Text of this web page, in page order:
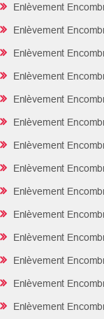
Enlèvement
Enlèvement
Enlèvement
Enlèvement
Enlèvement
Enlèvement
Enlèvement
Enlèvement
Enlèvement
Enlèvement
Enlèvement
Enlèvement
Enlèvement
Enlèvement